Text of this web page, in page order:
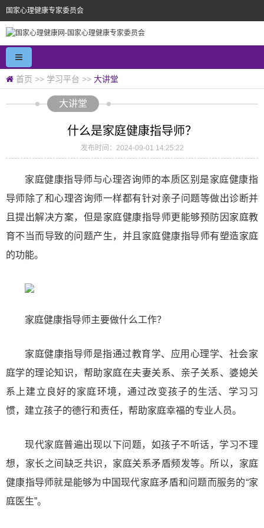
国家心理健康专家委员会
首页 >> 学习平台 >> 大讲堂
大讲堂
什么是家庭健康指导师？
发布时间：2024-09-01 14:25:22
家庭健康指导师与心理咨询师的本质区别是家庭健康指
导师除了和心理咨询师一样都有针对亲子问题等做出诊断并
且提出解决方案，但是家庭健康指导师更能够预防因家庭教
育不当而导致的问题产生，并且家庭健康指导师有塑造家庭
的功能。
家庭健康指导师主要做什么工作？
家庭健康指导师是指通过教育学、应用心理学、社会家
庭学的理论知识，帮助家庭在夫妻关系、亲子关系、婆媳关
系上建立良好的家庭环境，通过改变孩子的生活、学习习
惯，建立孩子的德行和责任，帮助家庭幸福的专业人员。
现代家庭普遍出现以下问题，如孩子不听话，学习不理
想，家长之间缺乏共识，家庭关系矛盾频发等。所以，家庭
健康指导师就是能够为中国现代家庭矛盾和问题而服务的“家
庭医生”。